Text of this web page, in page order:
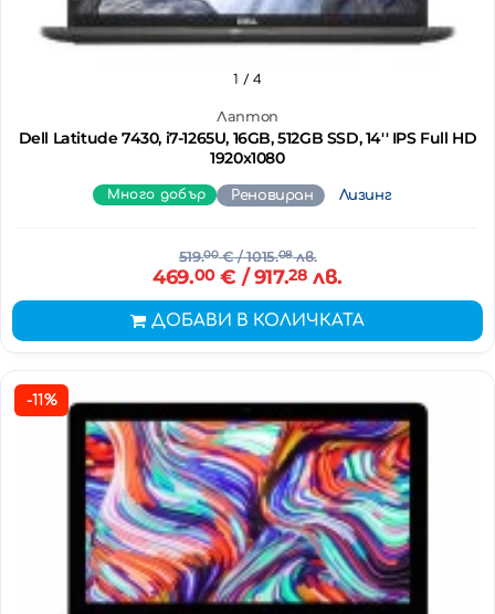
Лаптоп
Dell Latitude 7430, i7-1265U, 16GB, 512GB SSD, 14'' IPS Full HD
1920x1080
1 / 4
Много добър Реновиран Лизинг
519.00€/ 1015.08лв.
469.00€ / 917.28 лв.
ДОБАВИ В КОЛИЧКАТА
-11%